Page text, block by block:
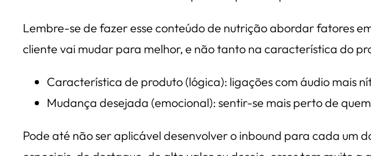
Lembre-se de fazer esse conteúdo de nutrição abordar fatores
cliente vai mudar para melhor, e não tanto na característica do
Característica de produto (lógica): ligações com áudio mais
Mudança desejada (emocional): sentir-se mais perto de
Pode até não ser aplicável desenvolver o inbound para cada um